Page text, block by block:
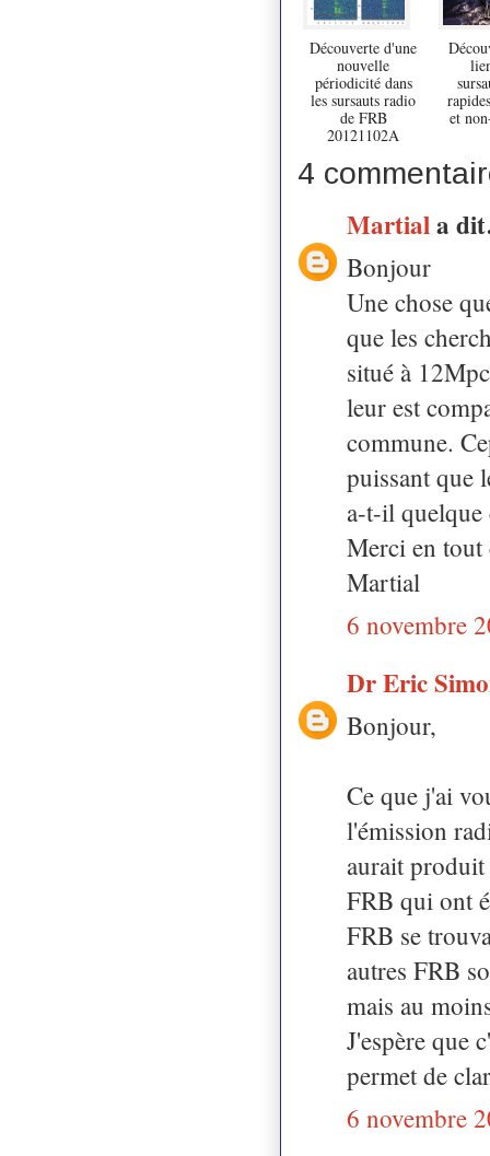
Découverte d'une
nouvelle
périodicité dans
les sursauts radio
de FRB
20121102A
et
4
Martiala
Bonjour
Une chose
que les
situé à
leur est
commune.
puissant que
a-t-il quelque
Merci en tout
Martial
6 novembre
Dr Eric
Bonjour,
Ce que j'ai
l'émission
aurait
FRB qui ont
FRB se
autres FRB
mais au
J'espère que
permet de
6 novembre